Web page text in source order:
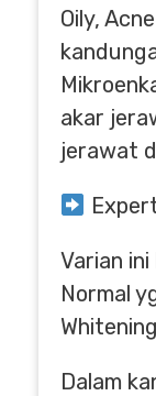
Oily,
akar
jerawat
Varian
Normal
Dalam